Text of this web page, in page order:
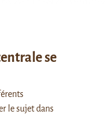
se
le sujet dans